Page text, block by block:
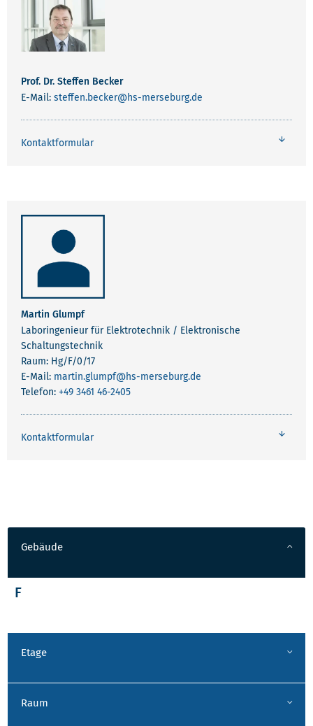
Prof. Dr. Steffen Becker
E-Mail: steffen.becker@hs-merseburg.de
Kontaktformular
Martin Glumpf
Laboringenieur für Elektrotechnik / Elektronische
Schaltungstechnik
Raum: Hg/F/0/17
E-Mail: martin.glumpf@hs-merseburg.de
Telefon: +49 3461 46-2405
Kontaktformular
Gebäude
F
Etage
Raum